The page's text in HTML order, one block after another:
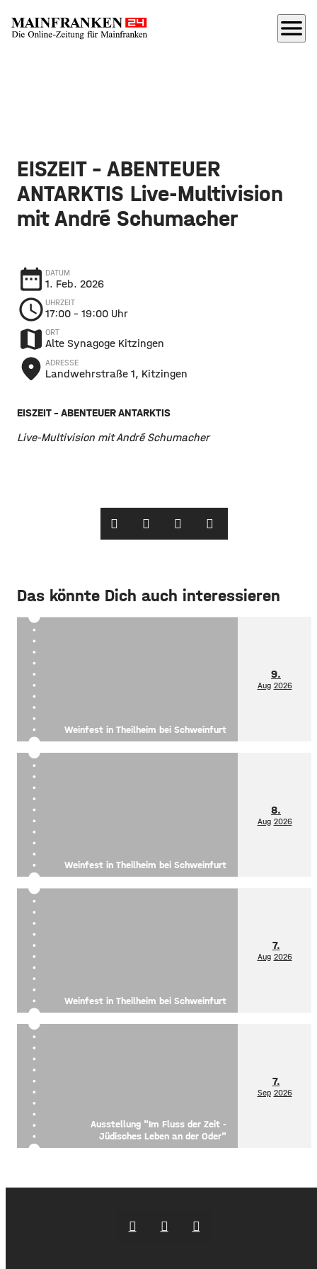
menu
EISZEIT – ABENTEUER
ANTARKTIS Live-Multivision
mit André Schumacher
date_range DATUM
1. Feb. 2026
schedule UHRZEIT
17:00 – 19:00 Uhr
map ORT
Alte Synagoge Kitzingen
place ADRESSE
Landwehrstraße 1, Kitzingen
EISZEIT – ABENTEUER ANTARKTIS
Live-Multivision mit André Schumacher
Das könnte Dich auch interessieren
Weinfest in Theilheim bei Schweinfurt
9.
Aug 2026
Weinfest in Theilheim bei Schweinfurt
8.
Aug 2026
Weinfest in Theilheim bei Schweinfurt
7.
Aug 2026
Ausstellung "Im Fluss der Zeit -
Jüdisches Leben an der Oder"
7.
Sep 2026